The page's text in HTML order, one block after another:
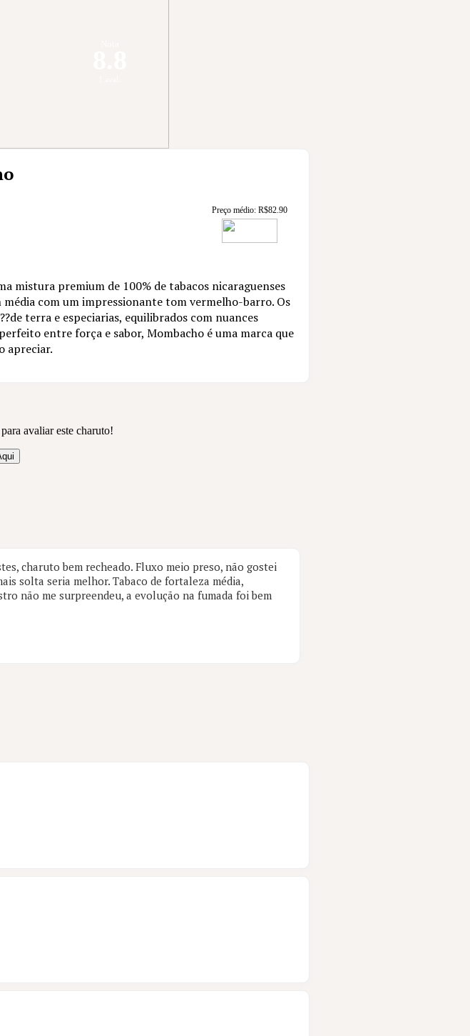
Preço médio: R$82.90
mistura premium de 100% de tabacos nicaraguenses
com um impressionante tom vermelho-barro. Os
terra e especiarias, equilibrados com nuances
entre força e sabor, Mombacho é uma marca que
apreciar.
avaliar este charuto!
charuto bem recheado. Fluxo meio preso, não gostei
solta seria melhor. Tabaco de fortaleza média,
não me surpreendeu, a evolução na fumada foi bem